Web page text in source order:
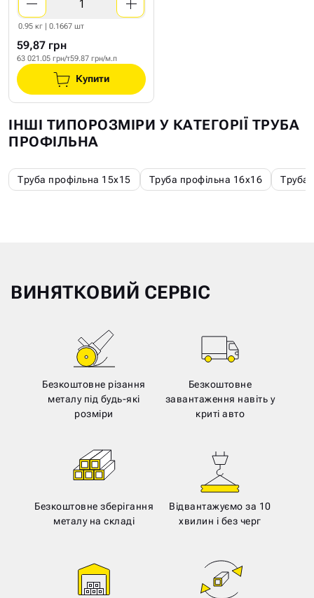
0.95 кг | 0.1667 шт
59,87 грн
63 021.05 грн/т59.87 грн/м.п
Купити
ІНШІ ТИПОРОЗМІРИ У КАТЕГОРІЇ ТРУБА
ПРОФІЛЬНА
Труба профільна 15х15 Труба профільна 16х16 Труба
ВИНЯТКОВИЙ СЕРВІС
Безкоштовне різання
металу під будь-які
розміри
Безкоштовне
завантаження навіть у
криті авто
Безкоштовне зберігання
металу на складі
Відвантажуємо за 10
хвилин і без черг